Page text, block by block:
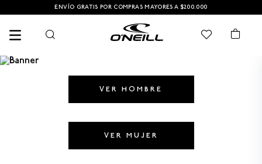
ENVÍO GRATIS POR COMPRAS MAYORES A $200.000
VER HOMBRE
VER MUJER